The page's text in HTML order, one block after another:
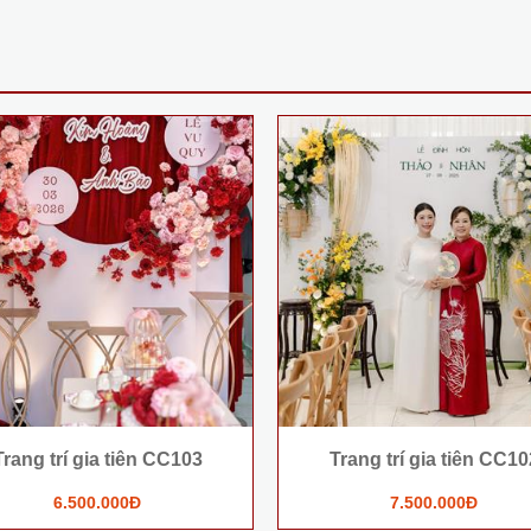
Mâm Quả Cưới Hỏi - Gói Quả Kết
Tháp Hoa Tươi Cao Cấp MQ12
GIÁ: LIÊN HỆ
Mâm Quả Cưới Hỏi -
Tháp Hoa Tươi Cao
GIÁ: LIÊN HỆ